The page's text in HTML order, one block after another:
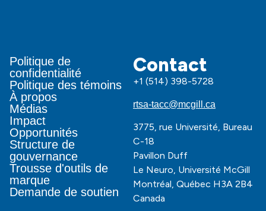
Politique de
confidentialité
Politique des témoins
À propos
Médias
Impact
Opportunités
Structure de
gouvernance
Trousse d'outils de
marque
Demande de soutien
Contact
+1 (514) 398-5728
rtsa-tacc@mcgill.ca
3775, rue Université, Bureau
C-18
Pavillon Duff
Le Neuro, Université McGill
Montréal, Québec H3A 2B4
Canada